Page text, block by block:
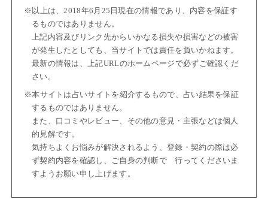
※以上は、2018年6月25日現在の情報であり、内容を保証す
るものではありません。
上記内容及びリンク先からいかなる損失や損害などの被害
が発生したとしても、当サイトでは責任を負いかねます。
最新の情報は、上記URLのホームページで必ずご確認くだ
さい。
※本サイトは占いサイトを紹介するもので、占い結果を保証
するものではありません。
また、口コミやレビュー、その他の意見・主張などは個人
的見解です。
気持ちよくお悩みが解決されるよう、登録・契約の際は必
ず契約内容を確認し、ご自身の判断で 行ってくださいま
すようお願い申し上げます。